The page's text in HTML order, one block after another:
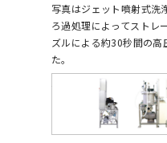
写真はジェット噴射式洗
ろ過処理によってストレ
ズルによる約30秒間の
た。
*ろ過対象液によって洗